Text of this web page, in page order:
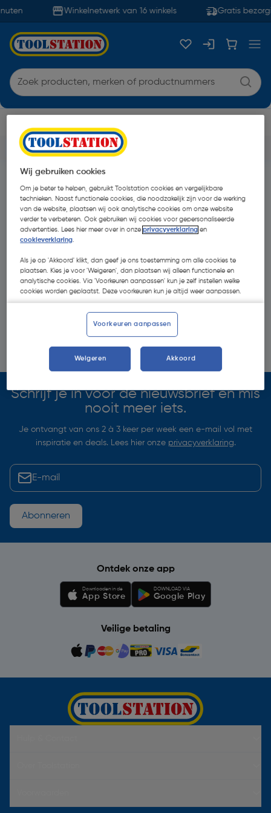
Winkelnetwerk van 16 winkels Gratis
5% click & collect korting met code COLLECT5
Terug naar Deals
Het lijkt erop dat we geen match voor
konden vinden“festool-gratis-18v-accu”
Probeer het opnieuw of blader door onze categorie
Schrijf je in voor de nieuwsbrief en mis
nooit meer iets.
Je ontvangt van ons 2 à 3 keer per week een e-mail vol met
inspiratie en deals. Lees hier onze privacyverklaring.
Abonneren
Ontdek onze app
Downloaden in de
App Store
DOWNLOAD VIA
Google Play
Veilige betaling
Wij gebruiken cookies
Om je beter te helpen, gebruikt Toolstation cookies en vergelijkbare
technieken. Naast functionele cookies, die noodzakelijk zijn voor de werking
van de website, plaatsen wij ook analytische cookies om onze website
verder te verbeteren. Ook gebruiken wij cookies voor gepersonaliseerde
advertenties. Lees hier meer over in onzeprivacyverklaring en
cookieverklaring.
Als je op 'Akkoord' klikt, dan geef je ons toestemming om alle cookies te
plaatsen. Kies je voor 'Weigeren', dan plaatsen wij alleen functionele en
analytische cookies. Via 'Voorkeuren aanpassen' kun je zelf instellen welke
cookies worden geplaatst. Deze voorkeuren kun je altijd weer aanpassen.
Voorkeuren aanpassen
Weigeren Akkoord